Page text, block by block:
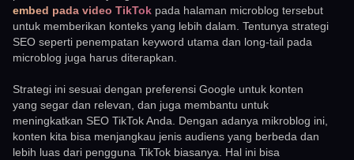
embed pada video TikTok pada halaman microblog tersebut
untuk memberikan konteks yang lebih dalam. Tentunya strategi
SEO seperti penempatan keyword utama dan long-tail pada
microblog juga harus diterapkan.
Strategi ini sesuai dengan preferensi Google untuk konten
yang segar dan relevan, dan juga membantu untuk
meningkatkan SEO TikTok Anda. Dengan adanya mikroblog ini,
konten kita bisa menjangkau jenis audiens yang berbeda dan
lebih luas dari pengguna TikTok biasanya. Hal ini bisa